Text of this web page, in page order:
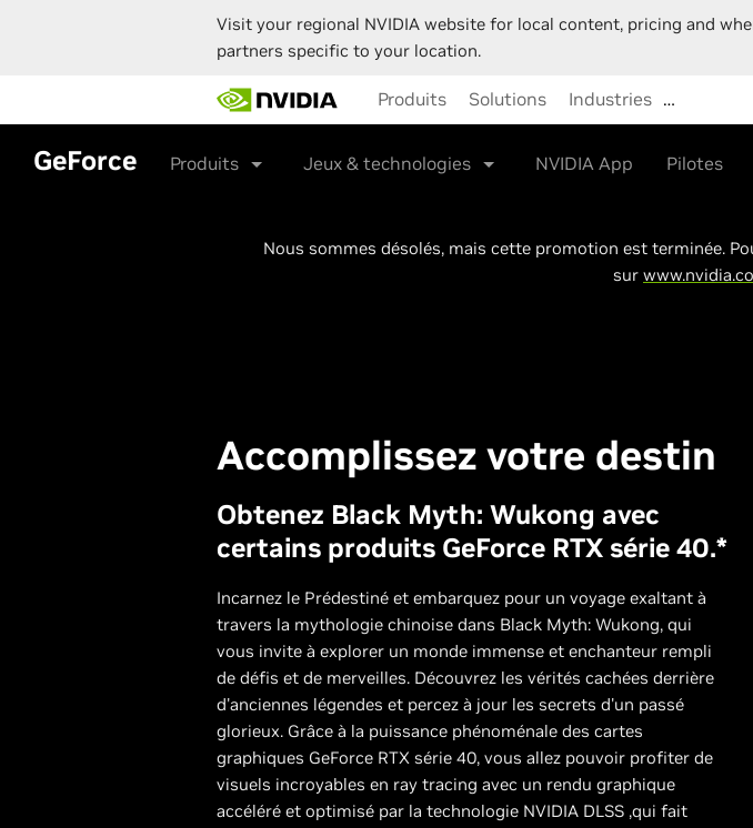
Visit your regional NVIDIA website for local content, pricing and
partners specific to your location.
main
content
Produits Solutions Industries …
GeForce Produits Jeux & technologies NVIDIA App Pilotes
Nous sommes désolés, mais cette promotion est terminée.
sur
Accomplissez votre destin
Obtenez Black Myth: Wukong avec
certains produits GeForce RTX série 40.*
Incarnez le Prédestiné et embarquez pour un voyage exaltant à
travers la mythologie chinoise dans Black Myth: Wukong, qui
vous invite à explorer un monde immense et enchanteur rempli
de défis et de merveilles. Découvrez les vérités cachées derrière
d'anciennes légendes et percez à jour les secrets d'un passé
glorieux. Grâce à la puissance phénoménale des cartes
graphiques GeForce RTX série 40, vous allez pouvoir profiter de
visuels incroyables en ray tracing avec un rendu graphique
accéléré et optimisé par la technologie NVIDIA DLSS ,qui fait